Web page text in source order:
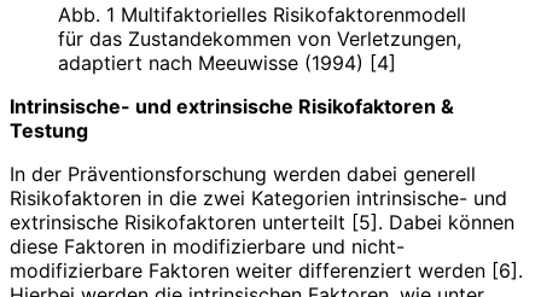
Abb. 1 Multifakto­rielles Risikofaktorenmodell
für das Zustandekommen von Verletzungen,
adaptiert nach Meeuwisse (1994) [4]
Intrinsische- und extrinsische Risikofaktoren &
Testung
In der Präventionsforschung werden dabei generell
Risikofaktoren in die zwei Kategorien intrinsische- und
extrinsische Risikofaktoren unterteilt [5]. Dabei können
diese Faktoren in modifizierbare und nicht-
modifizierbare Faktoren weiter differenziert werden [6].